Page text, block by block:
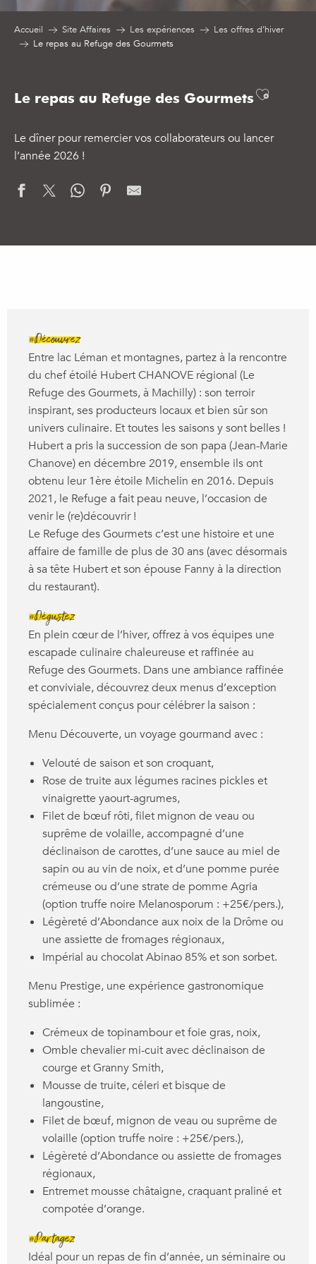
Accueil Site Affaires Les expériences
Les offres d’hiver
Le repas au Refuge des Gourmets
Le repas au Refuge des Gourmets
Le dîner pour remercier vos collaborateurs ou lancer
l’année 2026 !
#Découvrez
Entre lac Léman et montagnes, partez à la rencontre
du chef étoilé Hubert CHANOVE régional (Le
Refuge des Gourmets, à Machilly) : son terroir
inspirant, ses producteurs locaux et bien sûr son
univers culinaire. Et toutes les saisons y sont belles !
Hubert a pris la succession de son papa (Jean-Marie
Chanove) en décembre 2019, ensemble ils ont
obtenu leur 1ère étoile Michelin en 2016. Depuis
2021, le Refuge a fait peau neuve, l’occasion de
venir le (re)découvrir !
Le Refuge des Gourmets c’est une histoire et une
affaire de famille de plus de 30 ans (avec désormais
à sa tête Hubert et son épouse Fanny à la direction
du restaurant).
#Dégustez
En plein cœur de l’hiver, offrez à vos équipes une
escapade culinaire chaleureuse et raffinée au
Refuge des Gourmets. Dans une ambiance raffinée
et conviviale, découvrez deux menus d’exception
spécialement conçus pour célébrer la saison :
Menu Découverte, un voyage gourmand avec :
Velouté de saison et son croquant,
Rose de truite aux légumes racines pickles et
vinaigrette yaourt-agrumes,
Filet de bœuf rôti, filet mignon de veau ou
suprême de volaille, accompagné d’une
déclinaison de carottes, d’une sauce au miel de
sapin ou au vin de noix, et d’une pomme purée
crémeuse ou d’une strate de pomme Agria
(option truffe noire Melanosporum : +25€/pers.),
Légèreté d’Abondance aux noix de la Drôme ou
une assiette de fromages régionaux,
Impérial au chocolat Abinao 85% et son sorbet.
Menu Prestige, une expérience gastronomique
sublimée :
Crémeux de topinambour et foie gras, noix,
Omble chevalier mi-cuit avec déclinaison de
courge et Granny Smith,
Mousse de truite, céleri et bisque de
langoustine,
Filet de bœuf, mignon de veau ou suprême de
volaille (option truffe noire : +25€/pers.),
Légèreté d’Abondance ou assiette de fromages
régionaux,
Entremet mousse châtaigne, craquant praliné et
compotée d’orange.
#Partagez
Idéal pour un repas de fin d’année, un séminaire ou